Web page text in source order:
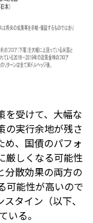
を受けて、大幅な
の実行余地が残さ
め、国債のパフォ
厳しくなる可能性
分散効果の両方の
可能性が高いので
タイン（以下、
いる。